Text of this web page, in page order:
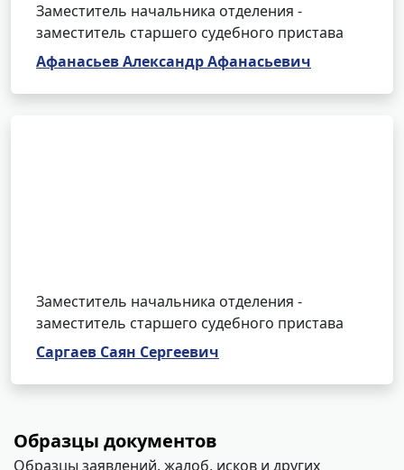
Заместитель начальника отделения -
заместитель старшего судебного пристава
Афанасьев Александр Афанасьевич
Заместитель начальника отделения -
заместитель старшего судебного пристава
Саргаев Саян Сергеевич
Образцы документов
Образцы заявлений, жалоб, исков и других